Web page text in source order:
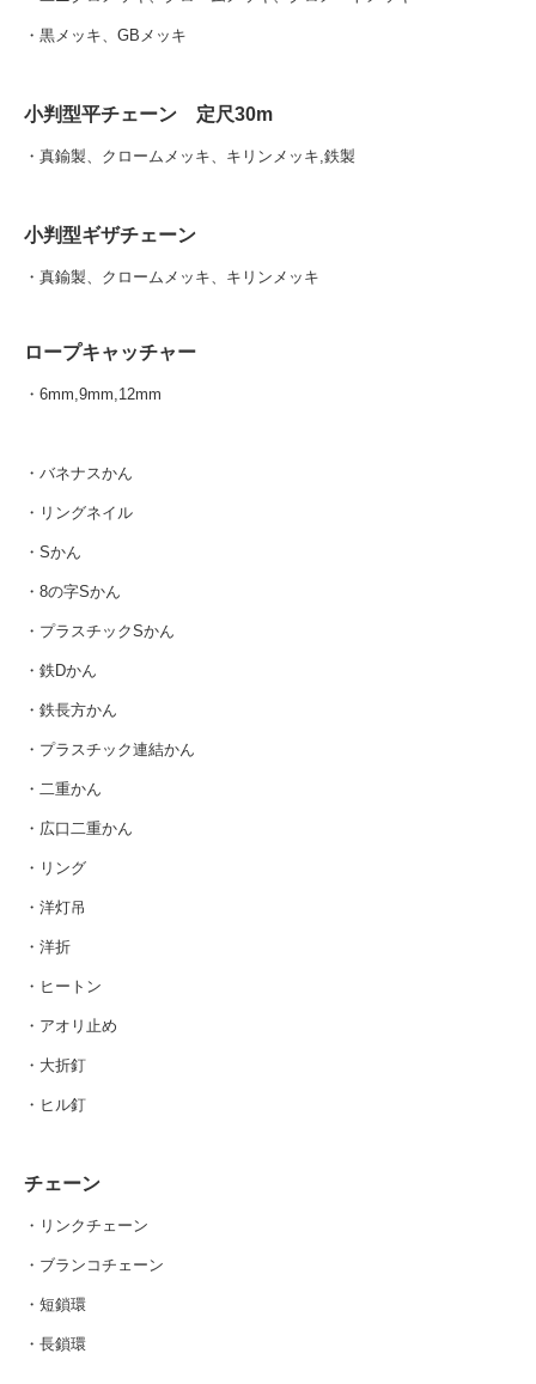
・黒メッキ、GBメッキ
小判型平チェーン 定尺30m
・真鍮製、クロームメッキ、キリンメッキ,鉄製
小判型ギザチェーン
・真鍮製、クロームメッキ、キリンメッキ
ロープキャッチャー
・6mm,9mm,12mm
・バネナスかん
・リングネイル
・Sかん
・8の字Sかん
・プラスチックSかん
・鉄Dかん
・鉄長方かん
・プラスチック連結かん
・二重かん
・広口二重かん
・リング
・洋灯吊
・洋折
・ヒートン
・アオリ止め
・大折釘
・ヒル釘
チェーン
・リンクチェーン
・ブランコチェーン
・短鎖環
・長鎖環